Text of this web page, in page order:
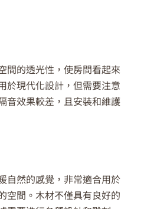
間的透光性，使房間看起來
於現代化設計，但需要注意
音效果較差，且安裝和維護
自然的感覺，非常適合用於
空間。木材不僅具有良好的